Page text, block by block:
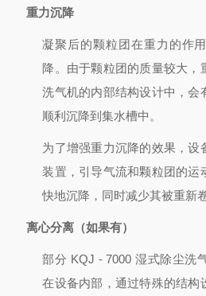
重力沉降
凝聚后的颗粒团在重力的作
降。由于颗粒团的质量较大，
洗气机的内部结构设计中，会
顺利沉降到集水槽中。
为了增强重力沉降的效果，设
装置，引导气流和颗粒团的运
快地沉降，同时减少其被重新
离心分离（如果有）
部分 KQJ - 7000 湿式除尘洗
在设备内部，通过特殊的结构